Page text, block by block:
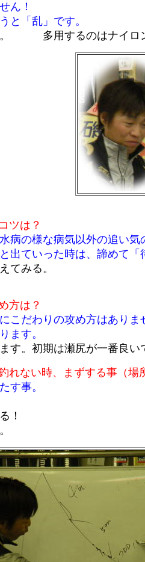
ん！
と「乱」です。
。 多用するのはナイロ
ツは？
病の様な病気以外の追い
出ていった時は、諦めて
てみる。
方は？
こだわりの攻め方はありま
ます。
す。初期は瀬尻が一番良い
ない時、まずする事（場
す事。
！